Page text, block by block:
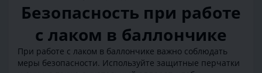
Безопасность при работе
с лаком в баллончике
При работе с лаком в баллончике важно соблюдать
меры безопасности. Используйте защитные перчатки